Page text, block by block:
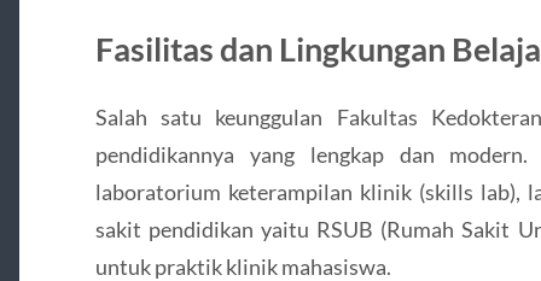
Fasilitas dan Lingkungan
Salah satu keunggulan Fakultas
pendidikannya yang lengkap dan
laboratorium keterampilan klinik (skills lab),
sakit pendidikan yaitu RSUB (Rumah Sakit
untuk praktik klinik mahasiswa.